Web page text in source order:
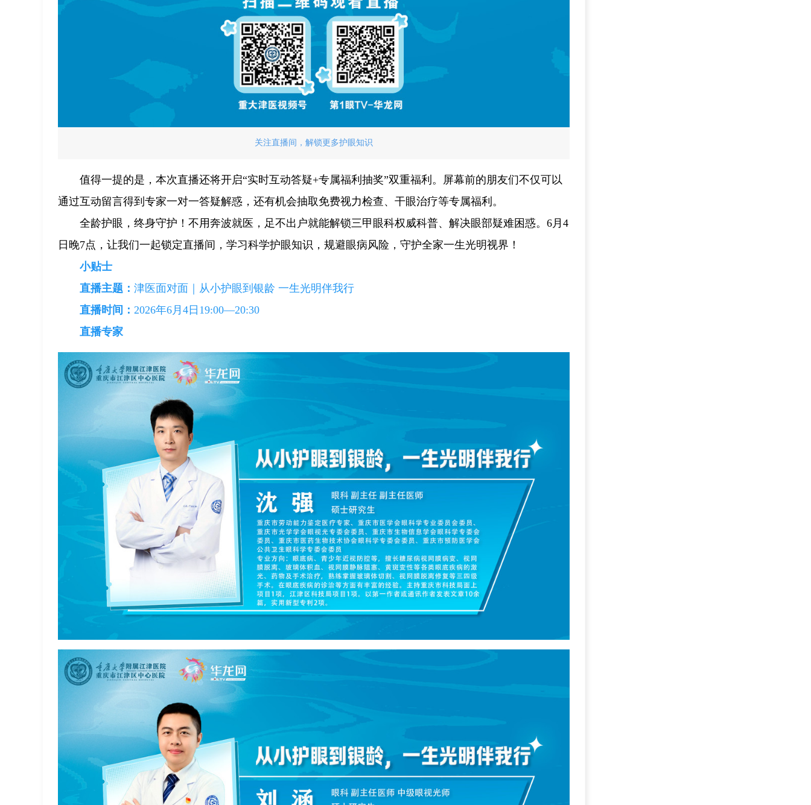
关注直播间，解锁更多护眼知识
值得一提的是，本次直播还将开启“实时互动答疑+专属福利抽奖”双重福利。屏幕前的朋友们不仅可以
通过互动留言得到专家一对一答疑解惑，还有机会抽取免费视力检查、干眼治疗等专属福利。
全龄护眼，终身守护！不用奔波就医，足不出户就能解锁三甲眼科权威科普、解决眼部疑难困惑。6月4
日晚7点，让我们一起锁定直播间，学习科学护眼知识，规避眼病风险，守护全家一生光明视界！
小贴士
直播主题： 津医面对面｜从小护眼到银龄 一生光明伴我行
直播时间： 2026年6月4日19:00—20:30
直播专家